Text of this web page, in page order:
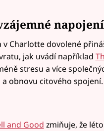
napojení
Charlotte dovolené
jak uvádí například
stresu a více
obnovu citového spojení.
and Good zmiňuje, že